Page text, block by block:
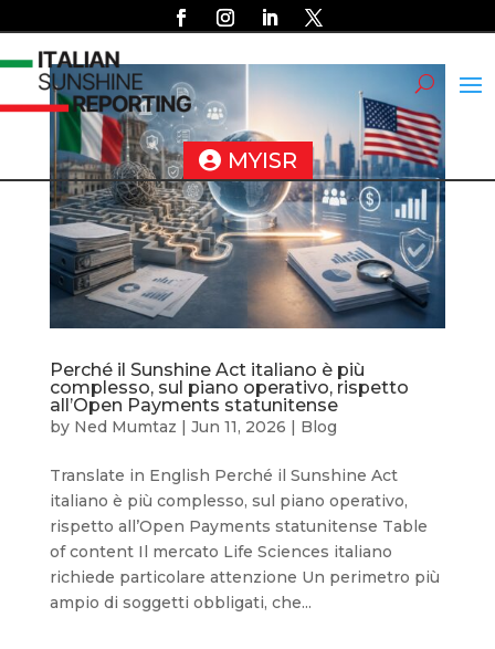
MYISR
Perché il Sunshine Act italiano è più
complesso, sul piano operativo, rispetto
all’Open Payments statunitense
by Ned Mumtaz | Jun 11, 2026 | Blog
Translate in English Perché il Sunshine Act
italiano è più complesso, sul piano operativo,
rispetto all’Open Payments statunitense Table
of content Il mercato Life Sciences italiano
richiede particolare attenzione Un perimetro più
ampio di soggetti obbligati, che...